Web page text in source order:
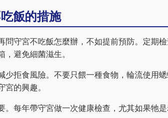
飯的措施
問守宮不吃飯怎麼辦，不如提前預防。定期
，避免細菌滋生。
少拒食風險。不要只餵一種食物，輪流使用
的興趣。
。每年帶守宮做一次健康檢查，尤其如果牠